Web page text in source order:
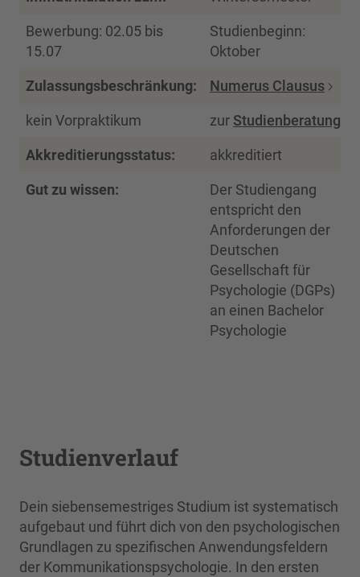
Bewerbung: 02.05 bis
15.07
Studienbeginn:
Oktober
Zulassungsbeschränkung: Numerus Clausus
kein Vorpraktikum zur Studienberatung
Akkreditierungsstatus: akkreditiert
Gut zu wissen:
Der Studiengang
entspricht den
Anforderungen der
Deutschen
Gesellschaft für
Psychologie (DGPs)
an einen Bachelor
Psychologie
Studienverlauf
Dein siebensemestriges Studium ist systematisch
aufgebaut und führt dich von den psychologischen
Grundlagen zu spezifischen Anwendungsfeldern
der Kommunikationspsychologie. In den ersten